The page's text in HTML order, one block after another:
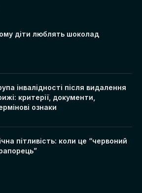
діти люблять шоколад
інвалідності після видалення
критерії, документи,
ознаки
пітливість: коли це “червоний